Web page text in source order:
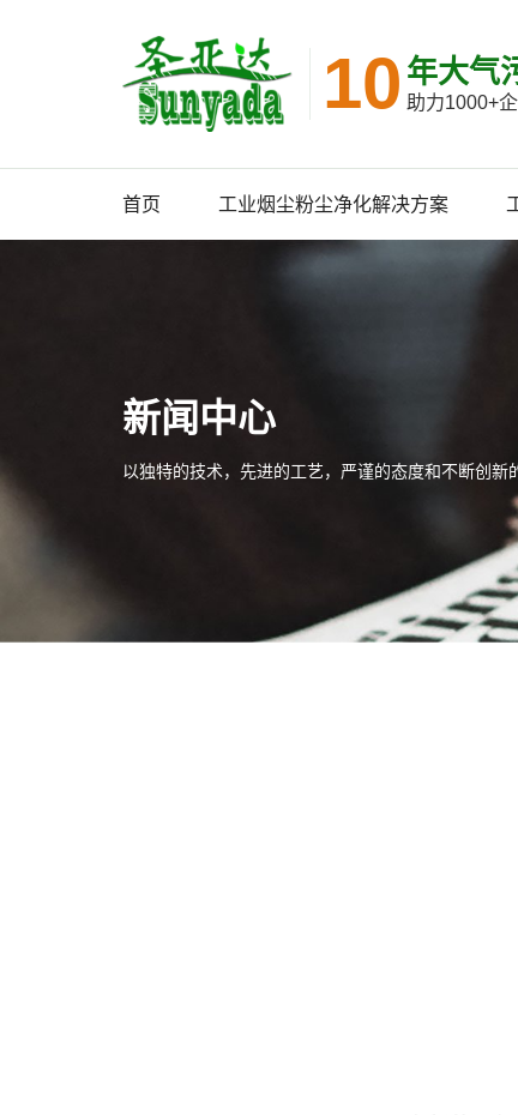
10 年大气
助力1000+
首页 工业烟尘粉尘净化解决方案
新闻中心
以独特的技术，先进的工艺，严谨的态度和不断创新